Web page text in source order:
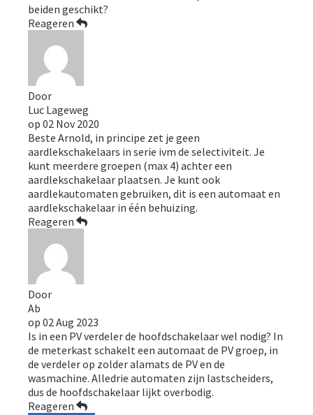
beiden geschikt?
Reageren
Door
Luc Lageweg
op 02 Nov 2020
Beste Arnold, in principe zet je geen
aardlekschakelaars in serie ivm de selectiviteit. Je
kunt meerdere groepen (max 4) achter een
aardlekschakelaar plaatsen. Je kunt ook
aardlekautomaten gebruiken, dit is een automaat en
aardlekschakelaar in één behuizing.
Reageren
Door
Ab
op 02 Aug 2023
Is in een PV verdeler de hoofdschakelaar wel nodig? In
de meterkast schakelt een automaat de PV groep, in
de verdeler op zolder alamats de PV en de
wasmachine. Alledrie automaten zijn lastscheiders,
dus de hoofdschakelaar lijkt overbodig.
Reageren